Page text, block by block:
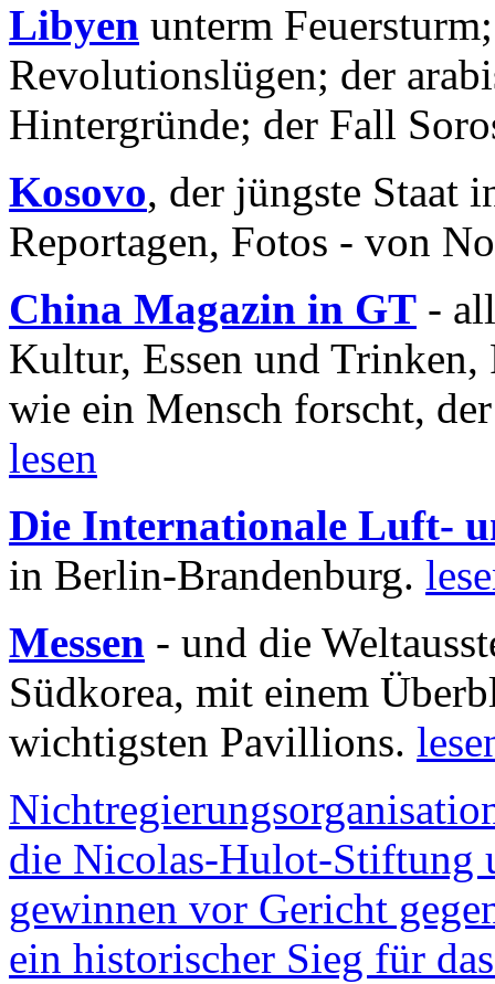
Libyen unterm
Revolutionslügen; der
Hintergründe; der Fall
Kosovo, der jüngste Staat
Reportagen, Fotos - von
China Magazin in GT -
Kultur, Essen und
wie ein Mensch forscht,
lesen
Die Internationale Luft-
in Berlin-Brandenburg.
Messen - und die
Südkorea, mit einem
wichtigsten Pavillions.
die Nicolas-Hulot-Stiftung
gewinnen vor Gericht
ein historischer Sieg für